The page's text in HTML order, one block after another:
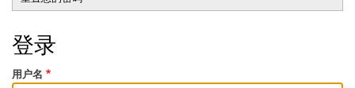
标
标
登录
用户名